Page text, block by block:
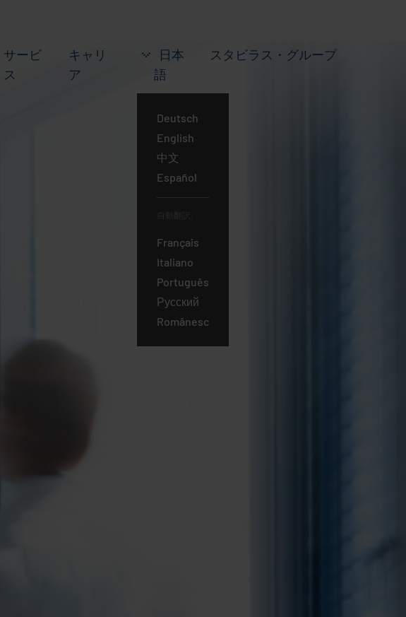
サービ
ス
キャリ
ア
語
Deutsch
English
中文
Español
自動翻訳:
Français
Italiano
日
本
語
Português
Русский
Românesc
スタビラス・グループ